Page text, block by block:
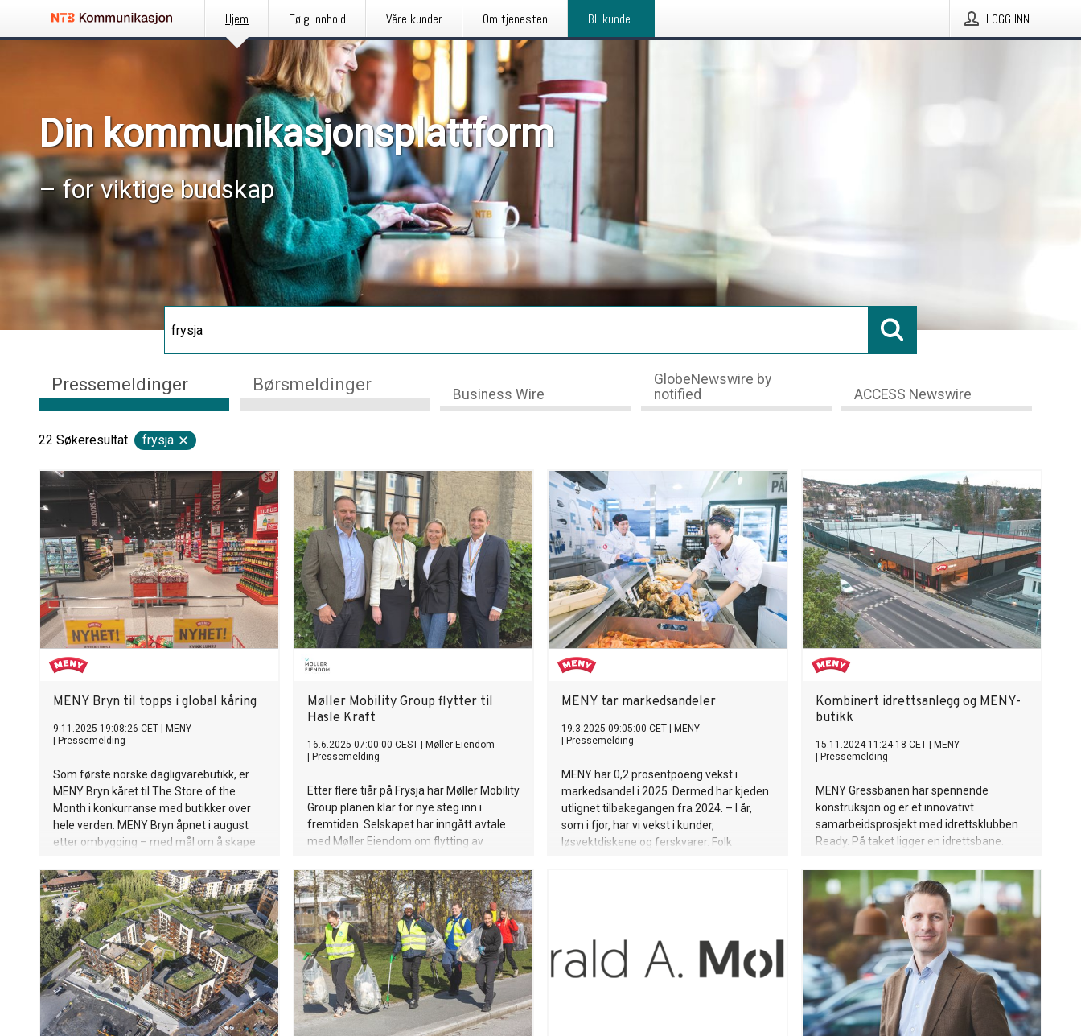
Hjem Følg innhold Våre kunder Om tjenesten Bli kunde LOGG INN
Din kommunikasjonsplattform
– for viktige budskap
Pressemeldinger Børsmeldinger Business Wire
GlobeNewswire by
notified
ACCESS Newswire
22 Søkeresultat frysja
MENY Bryn til topps i global kåring
9.11.2025 19:08:26 CET
MENY
Pressemelding
Som første norske dagligvarebutikk, er
MENY Bryn kåret til The Store of the
Month i konkurranse med butikker over
hele verden. MENY Bryn åpnet i august
etter ombygging – med mål om å skape
Møller Mobility Group flytter til
Hasle Kraft
16.6.2025 07:00:00 CEST
Møller Eiendom
Pressemelding
Etter flere tiår på Frysja har Møller Mobility
Group planen klar for nye steg inn i
fremtiden. Selskapet har inngått avtale
med Møller Eiendom om flytting av
blir et moderne og bærekraftig
kontorbygg som skal reises på Hasle, med
ytterligere 8.000 kvm i de øverste
etasjene tilgjengelig for flere leietakere.
MENY tar markedsandeler
19.3.2025 09:05:00 CET
MENY
Pressemelding
MENY har 0,2 prosentpoeng vekst i
markedsandel i 2025. Dermed har kjeden
utlignet tilbakegangen fra 2024. – I år,
som i fjor, har vi vekst i kunder,
løsvektdiskene og ferskvarer. Folk
Kombinert idrettsanlegg og MENY-
butikk
15.11.2024 11:24:18 CET
MENY
Pressemelding
MENY Gressbanen har spennende
konstruksjon og er et innovativt
samarbeidsprosjekt med idrettsklubben
Ready. På taket ligger en idrettsbane.